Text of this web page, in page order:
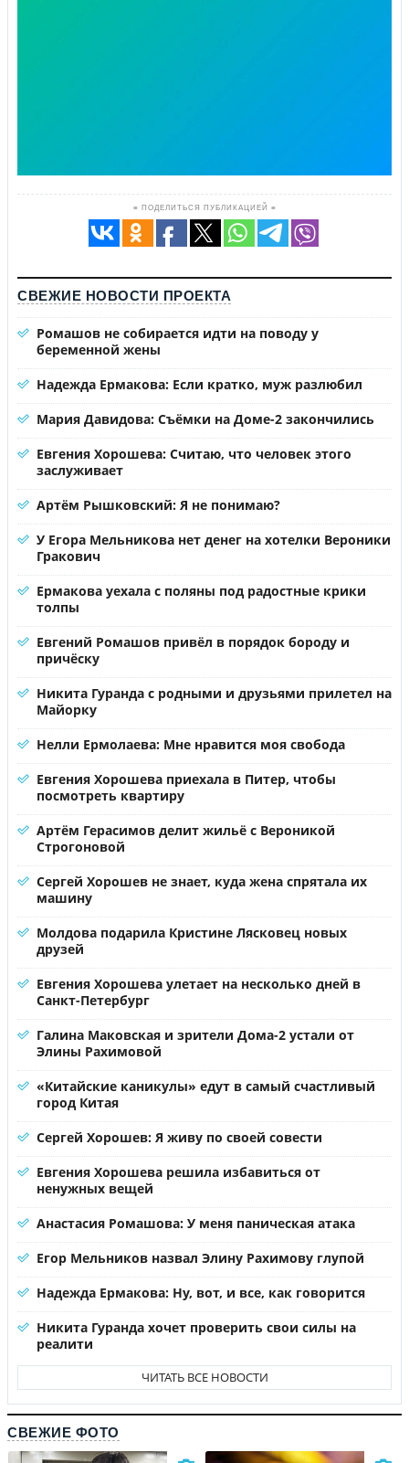
≡ ПОДЕЛИТЬСЯ ПУБЛИКАЦИЕЙ ≡
СВЕЖИЕ НОВОСТИ ПРОЕКТА
Ромашов не собирается идти на поводу у
беременной жены
Надежда Ермакова: Если кратко, муж разлюбил
Мария Давидова: Съёмки на Доме-2 закончились
Евгения Хорошева: Считаю, что человек этого
заслуживает
Артём Рышковский: Я не понимаю?
У Егора Мельникова нет денег на хотелки Вероники
Гракович
Ермакова уехала с поляны под радостные крики
толпы
Евгений Ромашов привёл в порядок бороду и
причёску
Никита Гуранда с родными и друзьями прилетел на
Майорку
Нелли Ермолаева: Мне нравится моя свобода
Евгения Хорошева приехала в Питер, чтобы
посмотреть квартиру
Артём Герасимов делит жильё с Вероникой
Строгоновой
Сергей Хорошев не знает, куда жена спрятала их
машину
Молдова подарила Кристине Лясковец новых
друзей
Евгения Хорошева улетает на несколько дней в
Санкт-Петербург
Галина Маковская и зрители Дома-2 устали от
Элины Рахимовой
«Китайские каникулы» едут в самый счастливый
город Китая
Сергей Хорошев: Я живу по своей совести
Евгения Хорошева решила избавиться от
ненужных вещей
Анастасия Ромашова: У меня паническая атака
Егор Мельников назвал Элину Рахимову глупой
Надежда Ермакова: Ну, вот, и все, как говорится
Никита Гуранда хочет проверить свои силы на
реалити
ЧИТАТЬ ВСЕ НОВОСТИ
СВЕЖИЕ ФОТО